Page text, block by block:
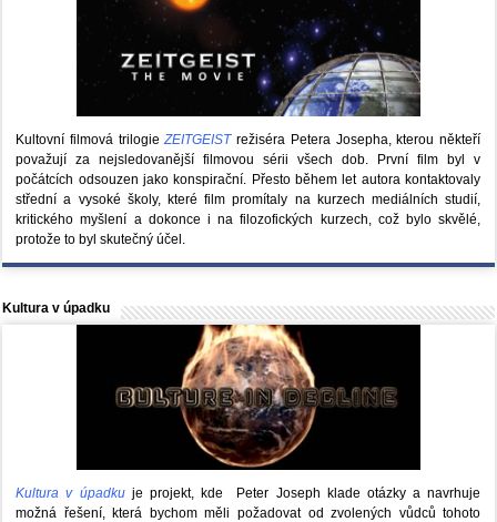
Kultovní filmová trilogieZEITGEISTrežiséra Petera Josepha, kterou někteří
považují za nejsledovanější filmovou sérii všech dob. První film byl v
počátcích odsouzen jako konspirační. Přesto během let autora kontaktovaly
střední a vysoké školy, které film promítaly na kurzech mediálních studií,
kritického myšlení a dokonce i na filozofických kurzech, což bylo skvělé,
protože to byl skutečný účel.
Kultura v úpadku
Kultura v úpadkuje projekt, kde Peter Joseph klade otázky a navrhuje
možná řešení, která bychom měli požadovat od zvolených vůdců tohoto